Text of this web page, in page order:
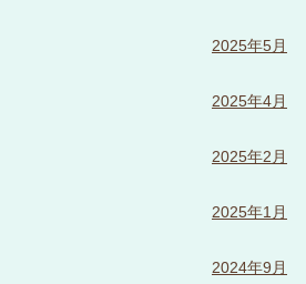
2025年5月
2025年4月
2025年2月
2025年1月
2024年9月